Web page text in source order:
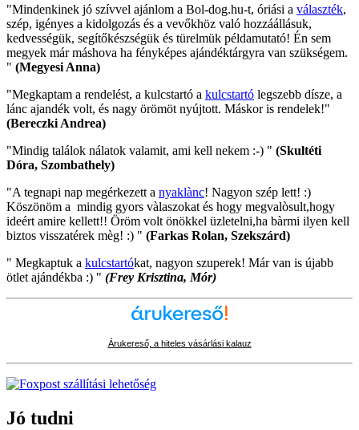
"Mindenkinek jó szívvel ajánlom a Bol-dog.hu-t, óriási a választék,
szép, igényes a kidolgozás és a vevőkhöz való hozzáállásuk,
kedvességük, segítőkészségük és türelmük példamutató! Én sem
megyek már máshova ha fényképes ajándéktárgyra van szükségem.
" (Megyesi Anna)
"Megkaptam a rendelést, a kulcstartó a kulcstartó legszebb dísze, a
lánc ajandék volt, és nagy örömöt nyújtott. Máskor is rendelek!"
(Bereczki Andrea)
"Mindig találok nálatok valamit, ami kell nekem :-) " (Skultéti
Dóra, Szombathely)
"A tegnapi nap megérkezett a nyaklànc! Nagyon szép lett! :)
Köszönöm a mindig gyors vàlaszokat és hogy megvalòsult,hogy
ideért amire kellett!! Öröm volt önökkel üzletelni,ha bàrmi ilyen kell
biztos visszatérek mèg! :) " (Farkas Rolan, Szekszárd)
" Megkaptuk a kulcstartókat, nagyon szuperek! Már van is újabb
ötlet ajándékba :) " (Frey Krisztina, Mór)
Árukereső, a hiteles vásárlási kalauz
Jó tudni